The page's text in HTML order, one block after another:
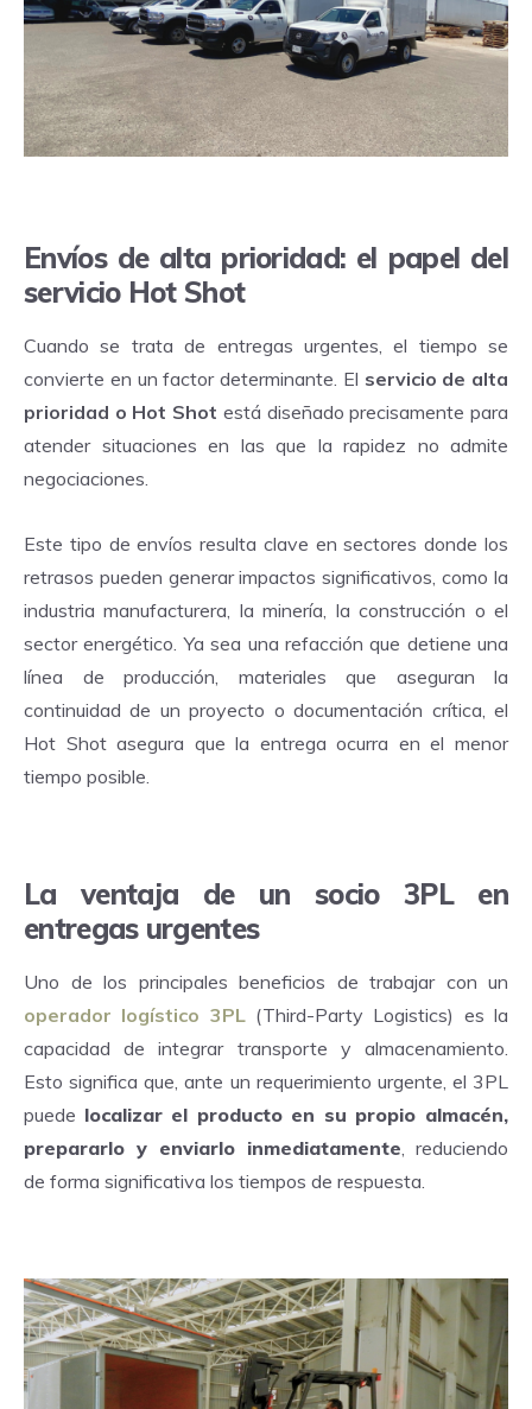
Envíos de alta prioridad: el papel del
servicio Hot Shot
Cuando se trata de entregas urgentes, el tiempo se
convierte en un factor determinante. El servicio de alta
prioridad o Hot Shot está diseñado precisamente para
atender situaciones en las que la rapidez no admite
negociaciones.
Este tipo de envíos resulta clave en sectores donde los
retrasos pueden generar impactos significativos, como la
industria manufacturera, la minería, la construcción o el
sector energético. Ya sea una refacción que detiene una
línea de producción, materiales que aseguran la
continuidad de un proyecto o documentación crítica, el
Hot Shot asegura que la entrega ocurra en el menor
tiempo posible.
La ventaja de un socio 3PL en
entregas urgentes
Uno de los principales beneficios de trabajar con un
operador logístico 3PL (Third-Party Logistics) es la
capacidad de integrar transporte y almacenamiento.
Esto significa que, ante un requerimiento urgente, el 3PL
puede localizar el producto en su propio almacén,
prepararlo y enviarlo inmediatamente , reduciendo
de forma significativa los tiempos de respuesta.